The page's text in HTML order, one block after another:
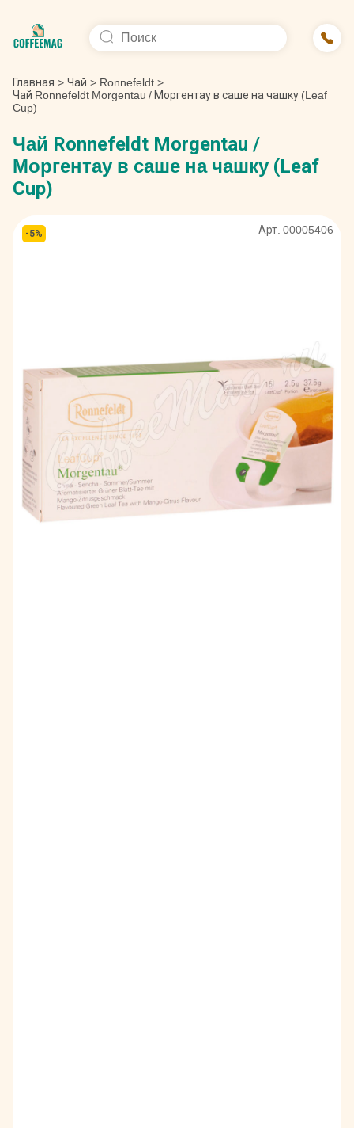
Главная > Чай > Ronnefeldt >
Чай Ronnefeldt Morgentau / Моргентау в саше на чашку (Leaf
Cup)
Чай Ronnefeldt Morgentau /
Моргентау в саше на чашку (Leaf
Cup)
Арт. 00005406
-5%